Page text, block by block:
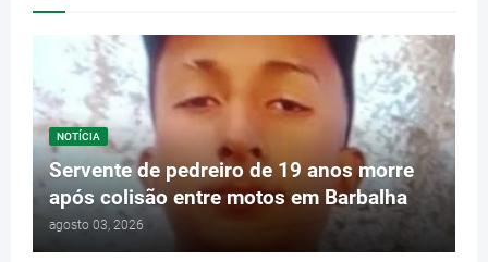
NOTÍCIA
Servente de pedreiro de 19 anos morre
após colisão entre motos em Barbalha
agosto 03, 2026